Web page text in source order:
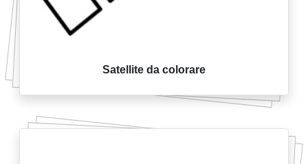
Satellite da colorare